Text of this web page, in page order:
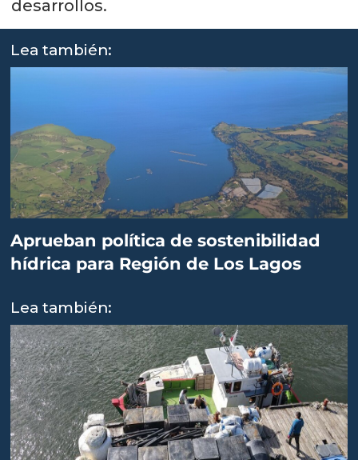
desarrollos.
Lea también:
Aprueban política de sostenibilidad
hídrica para Región de Los Lagos
Lea también: